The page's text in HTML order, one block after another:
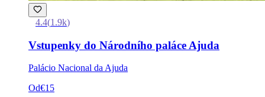
4.4(1.9k)
Vstupenky do Národního paláce Ajuda
Palácio Nacional da Ajuda
Od€15